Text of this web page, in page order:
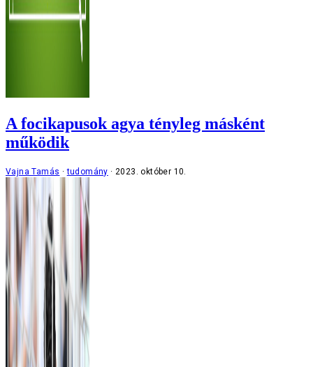
A focikapusok agya tényleg másként
működik
Vajna Tamás tudomány 2023. október 10.